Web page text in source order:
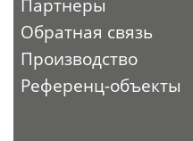
Партнеры
Обратная связь
Производство
Референц-объекты